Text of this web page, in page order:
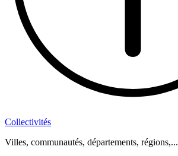
Collectivités
Villes, communautés, départements, régions,...